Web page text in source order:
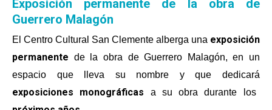
Exposición permanente de la obra de
Guerrero Malagón
El Centro Cultural San Clemente alberga una exposición
permanente de la obra de Guerrero Malagón, en un
espacio que lleva su nombre y que dedicará
exposiciones monográficas a su obra durante los